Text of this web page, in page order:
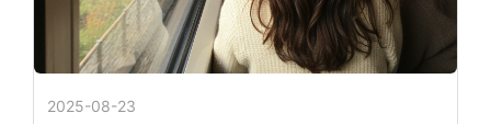
2025-08-23